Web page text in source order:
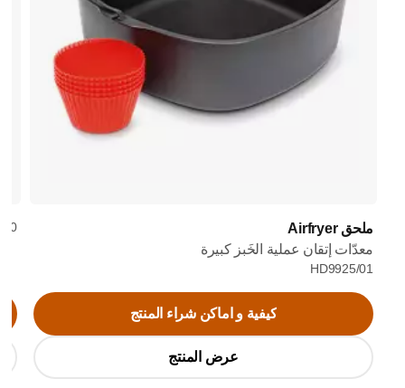
ملحق Airfryer
معدّات إتقان عملية الخَبز كبيرة
HD9925/01
كيفية و اماكن شراء المنتج
عرض المنتج
20